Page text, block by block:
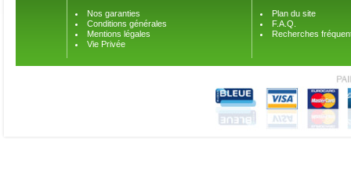
Nos garanties
Conditions générales
Mentions légales
Vie Privée
Plan du site
F.A.Q.
Recherches